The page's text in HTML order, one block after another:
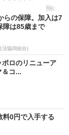
らの保障。加入は7
障は85歳まで
活協同組合)
ロのリニューア
＆コ...
0円で入手する